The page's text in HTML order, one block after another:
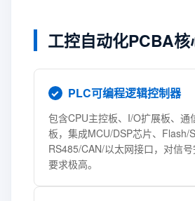
工控自动化PCBA
PLC可编程逻辑控制器
包含CPU主控板、I/O扩展板、通
板，集成MCU/DSP芯片、Flash/
RS485/CAN/以太网接口，对信
要求极高。